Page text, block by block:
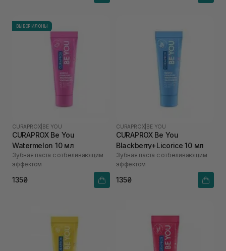
ВЫБОР ИЛОНЫ
CURAPROX BE YOU
CURAPROX Be You
Watermelon 10 мл
Зубная паста с отбеливающим
эффектом
135₴
CURAPROX BE YOU
CURAPROX Be You
Blackberry+Licorice 10 мл
Зубная паста с отбеливающим
эффектом
135₴